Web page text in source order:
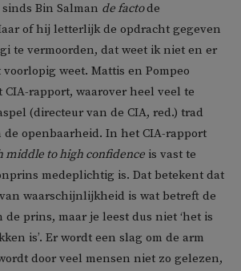
Bin Salman de factode
of hij letterlijk de opdracht gegeven
te vermoorden, dat weet ik niet en er
weet. Mattis en Pompeo
rapport, waarover heel veel te
(directeur van de CIA, red.) trad
openbaarheid. In het CIA-rapport
middle to high confidence is vast te
medeplichtig is. Dat betekent dat
waarschijnlijkheid is wat betreft de
prins, maar je leest dus niet ‘het is
is’. Er wordt een slag om de arm
door veel mensen niet zo gelezen,